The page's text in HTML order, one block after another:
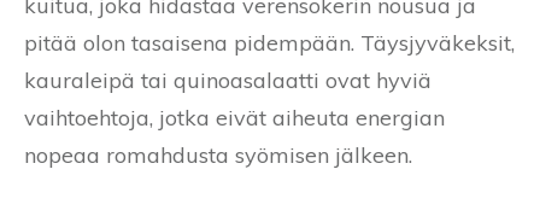
pitää olon tasaisena pidempään. Täysjyväkeksit,
kauraleipä tai quinoasalaatti ovat hyviä
vaihtoehtoja, jotka eivät aiheuta energian
nopeaa romahdusta syömisen jälkeen.